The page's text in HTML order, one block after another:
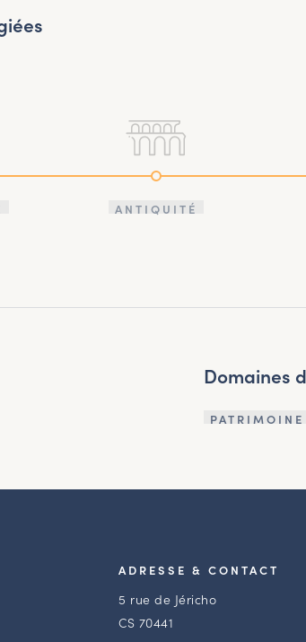
ANTIQUITÉ
Domaines
PATRIMOINE
ADRESSE & CONTACT
5 rue de Jéricho
CS 70441